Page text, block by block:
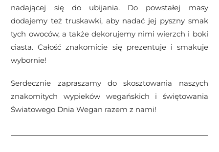
nadającej się do ubijania. Do powstałej masy
dodajemy też truskawki, aby nadać jej pyszny smak
tych owoców, a także dekorujemy nimi wierzch i boki
ciasta. Całość znakomicie się prezentuje i smakuje
wybornie!
Serdecznie zapraszamy do skosztowania naszych
znakomitych wypieków wegańskich i świętowania
Światowego Dnia Wegan razem z nami!